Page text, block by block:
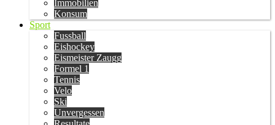
Immobilien
Konsum
Sport
Fussball
Eishockey
Eismeister Zaugg
Formel 1
Tennis
Velo
Ski
Unvergessen